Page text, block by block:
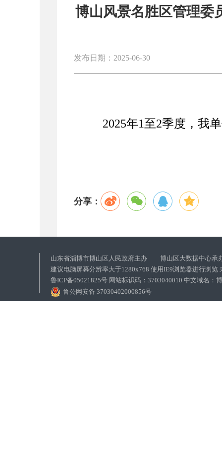
博山风景名胜区管理委
发布日期：2025-06-30
2025年1至2季度，我
分享：
山东省淄博市博山区人民政府主办 博山区大数据中心承
建议电脑屏幕分辨率大于1280x768 使用IE9浏览器进行浏览
鲁ICP备05021825号 网站标识码：3703040010 中文域名：
鲁公网安备 37030402000856号